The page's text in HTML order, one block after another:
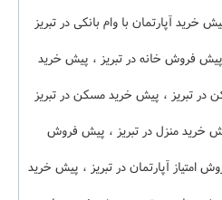
خرید آپارتمان با وام بانکی در تبریز
پیش فروش خانه در تبریز ، پیش خرید
در تبریز ، پیش خرید مسکن در تبریز
خرید منزل در تبریز ، پیش فروش
امتیاز آپارتمان در تبریز ، پیش خرید